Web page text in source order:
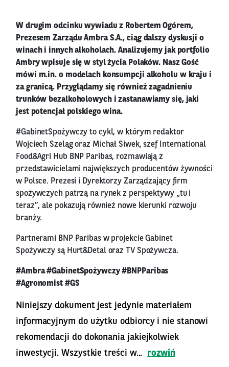
W drugim odcinku wywiadu z Robertem Ogórem,
Prezesem Zarządu Ambra S.A., ciąg dalszy dyskusji o
winach i innych alkoholach. Analizujemy jak portfolio
Ambry wpisuje się w styl życia Polaków. Nasz Gość
mówi m.in. o modelach konsumpcji alkoholu w kraju i
za granicą. Przyglądamy się również zagadnieniu
trunków bezalkoholowych i zastanawiamy się, jaki
jest potencjał polskiego wina.
#GabinetSpożywczy to cykl, w którym redaktor
Wojciech Szeląg oraz Michał Siwek, szef International
Food&Agri Hub BNP Paribas, rozmawiają z
przedstawicielami największych producentów żywności
w Polsce. Prezesi i Dyrektorzy Zarządzający firm
spożywczych patrzą na rynek z perspektywy „tu i
teraz”, ale pokazują również nowe kierunki rozwoju
branży.
Partnerami BNP Paribas w projekcie Gabinet
Spożywczy są Hurt&Detal oraz TV Spożywcza.
#Ambra #GabinetSpożywczy #BNPParibas
#Agronomist #GS
Niniejszy dokument jest jedynie materiałem
informacyjnym do użytku odbiorcy i nie stanowi
rekomendacji do dokonania jakiejkolwiek
inwestycji. Wszystkie treści w...
rozwiń